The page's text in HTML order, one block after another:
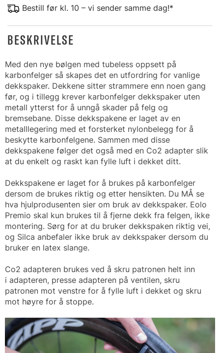
Bestill før kl. 10 – vi sender samme dag!*
BESKRIVELSE
Med den nye bølgen med tubeless oppsett på
karbonfelger så skapes det en utfordring for vanlige
dekkspaker. Dekkene sitter strammere enn noen gang
før, og i tillegg krever karbonfelger dekkspaker uten
metall ytterst for å unngå skader på felg og
bremsebane. Disse dekkspakene er laget av en
metalllegering med et forsterket nylonbelegg for å
beskytte karbonfelgene. Sammen med disse
dekkspakene følger det også med en Co2 adapter slik
at du enkelt og raskt kan fylle luft i dekket ditt.
Dekkspakene er laget for å brukes på karbonfelger
dersom de brukes riktig og etter hensikten. Du MÅ se
hva hjulprodusenten sier om bruk av dekkspaker. Eolo
Premio skal kun brukes til å fjerne dekk fra felgen, ikke
montering. Sørg for at du bruker dekkspaken riktig vei,
og Silca anbefaler ikke bruk av dekkspaker dersom du
bruker en latex slange.
Co2 adapteren brukes ved å skru patronen helt inn
i adapteren, presse adapteren på ventilen, skru
patronen mot venstre for å fylle luft i dekket og skru
mot høyre for å stoppe.